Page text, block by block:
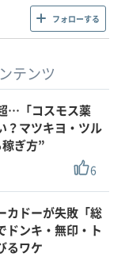
フォローする
テンツ
…「コスモス薬
？マツキヨ・ツル
ぎ方”
6
カドーが失敗「総
ンキ・無印・ト
るワケ